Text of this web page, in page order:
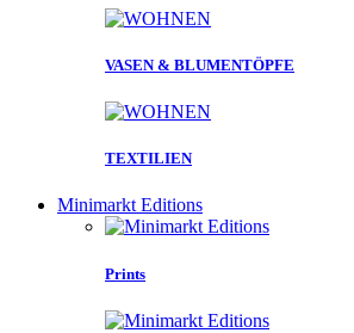
VASEN & BLUMENTÖPFE
TEXTILIEN
Minimarkt Editions
Prints